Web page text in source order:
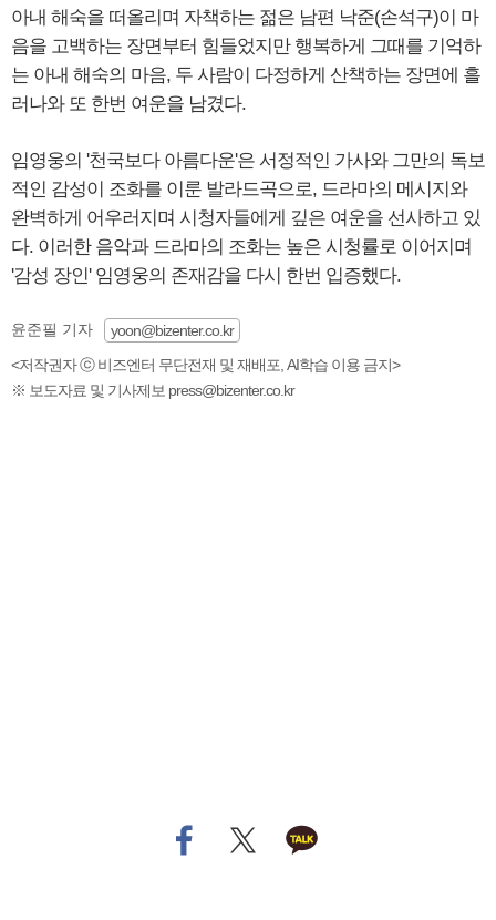
아내 해숙을 떠올리며 자책하는 젊은 남편 낙준(손석구)이 마
음을 고백하는 장면부터 힘들었지만 행복하게 그때를 기억하
는 아내 해숙의 마음, 두 사람이 다정하게 산책하는 장면에 흘
러나와 또 한번 여운을 남겼다.
임영웅의 '천국보다 아름다운'은 서정적인 가사와 그만의 독보
적인 감성이 조화를 이룬 발라드곡으로, 드라마의 메시지와
완벽하게 어우러지며 시청자들에게 깊은 여운을 선사하고 있
다. 이러한 음악과 드라마의 조화는 높은 시청률로 이어지며
'감성 장인' 임영웅의 존재감을 다시 한번 입증했다.
윤준필 기자
yoon@bizenter.co.kr
<저작권자 ⓒ 비즈엔터 무단전재 및 재배포, AI학습 이용 금지>
※ 보도자료 및 기사제보 press@bizenter.co.kr